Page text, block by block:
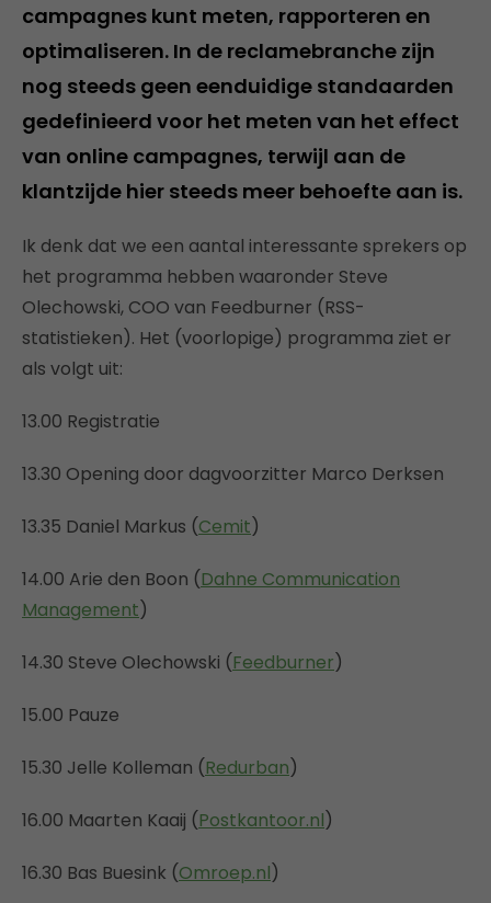
campagnes kunt meten, rapporteren en
optimaliseren. In de reclamebranche zijn
nog steeds geen eenduidige standaarden
gedefinieerd voor het meten van het effect
van online campagnes, terwijl aan de
klantzijde hier steeds meer behoefte aan is.
Ik denk dat we een aantal interessante sprekers op
het programma hebben waaronder Steve
Olechowski, COO van Feedburner (RSS-
statistieken). Het (voorlopige) programma ziet er
als volgt uit:
13.00 Registratie
13.30 Opening door dagvoorzitter Marco Derksen
13.35 Daniel Markus (Cemit)
14.00 Arie den Boon (Dahne Communication
Management)
14.30 Steve Olechowski (Feedburner)
15.00 Pauze
15.30 Jelle Kolleman (Redurban)
16.00 Maarten Kaaij (Postkantoor.nl)
16.30 Bas Buesink (Omroep.nl)